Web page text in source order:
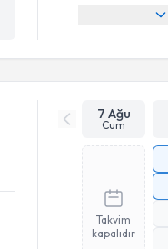
7 Ağu
Cum
Takvim
kapalıdır